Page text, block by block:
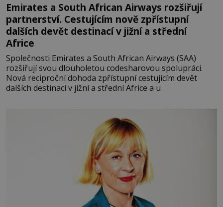
Emirates a South African Airways rozšiřují
partnerství. Cestujícím nově zpřístupní
dalších devět destinací v jižní a střední
Africe
Společnosti Emirates a South African Airways (SAA)
rozšiřují svou dlouholetou codesharovou spolupráci.
Nová reciproční dohoda zpřístupní cestujícím devět
dalších destinací v jižní a střední Africe a u